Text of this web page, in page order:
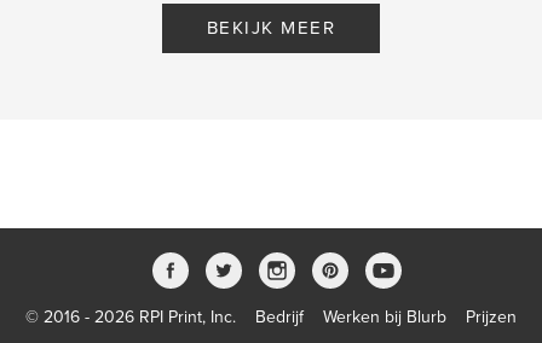
BEKIJK MEER
© 2016 - 2026 RPI Print, Inc. Bedrijf Werken bij Blurb Prijzen